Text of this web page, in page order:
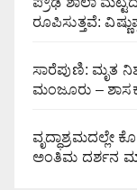
ರೂಪಿಸುತ್ತವೆ:
ಸಾರೆಪುಣಿ: ಮೃತ
ಮಂಜೂರು –
ಅಂತಿಮ ದರ್ಶನ